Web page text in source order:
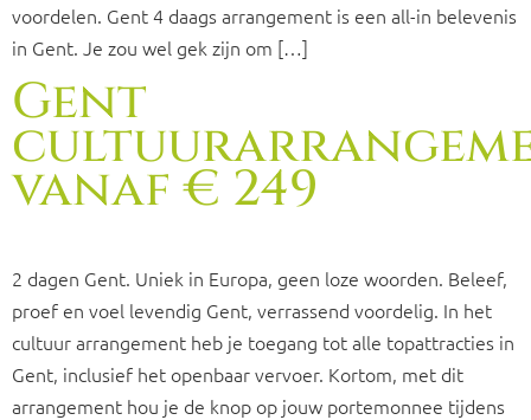
voordelen. Gent 4 daags arrangement is een all-in belevenis
in Gent. Je zou wel gek zijn om […]
Gent
vanaf € 249
2 dagen Gent. Uniek in Europa, geen loze woorden. Beleef,
proef en voel levendig Gent, verrassend voordelig. In het
cultuur arrangement heb je toegang tot alle topattracties in
Gent, inclusief het openbaar vervoer. Kortom, met dit
arrangement hou je de knop op jouw portemonnee tijdens